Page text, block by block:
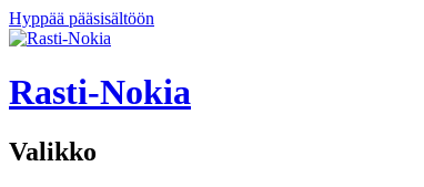
Hyppää pääsisältöön
Rasti-Nokia
Valikko